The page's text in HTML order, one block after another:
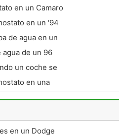
en un Camaro
en un '94
de agua en un
agua de un 96
un coche se
en una
en un Dodge